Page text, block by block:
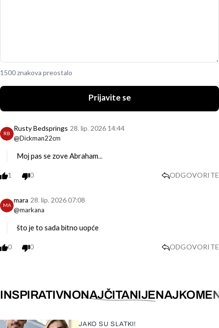
1500 znakova preostalo
Prijavite se
RB
Rusty Bedsprings
@Dickman22cm
28. lip. 2026 14:44
Moj pas se zove Abraham...
1 0 ODGOVORITE
MA
mara
@markana
28. lip. 2026 07:08
što je to sada bitno uopće
0 0 ODGOVORITE
INSPIRATIVNONAJČITANIJE
JAKO SU SLATKI!